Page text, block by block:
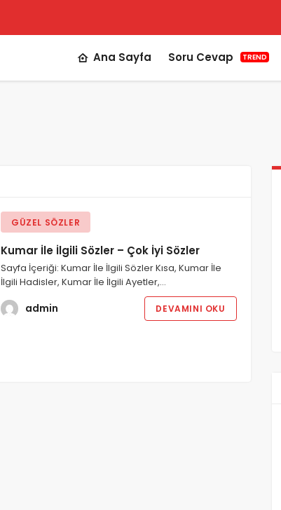
Ana Sayfa Soru Cevap TREND
GÜZEL SÖZLER
Kumar İle İlgili Sözler – Çok İyi Sözler
Sayfa İçeriği: Kumar İle İlgili Sözler Kısa, Kumar İle
İlgili Hadisler, Kumar İle İlgili Ayetler,…
admin DEVAMINI OKU